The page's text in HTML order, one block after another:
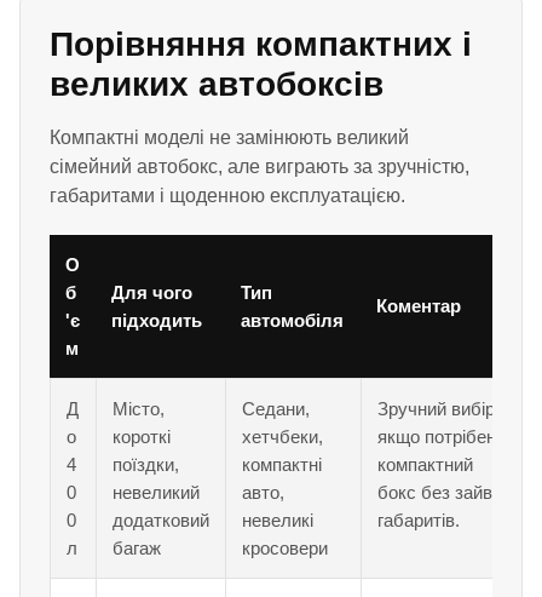
Порівняння компактних і
великих автобоксів
Компактні моделі не замінюють великий
сімейний автобокс, але виграють за зручністю,
габаритами і щоденною експлуатацією.
О
б
'є
м
Для чого
підходить
Тип
автомобіля
Коментар
Д
о
4
0
0
л
Місто,
короткі
поїздки,
невеликий
додатковий
багаж
Седани,
хетчбеки,
компактні
авто,
невеликі
кросовери
Зручний вибір,
якщо потрібен
компактний
бокс без зайвих
габаритів.